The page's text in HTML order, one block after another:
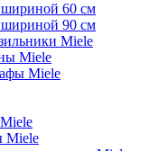
60 см
90 см
Miele
Miele
Miele
Miele